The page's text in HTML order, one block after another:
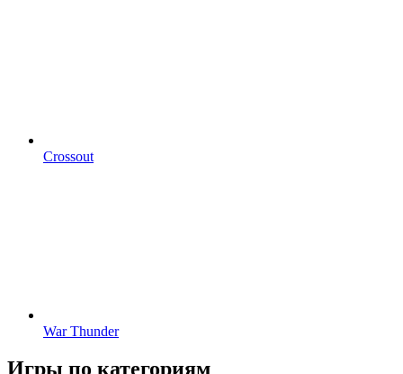
Crossout
War Thunder
Игры по категориям